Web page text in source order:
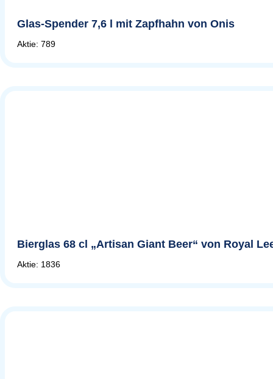
Glas-Spender 7,6 l mit Zapfhahn von Onis
Aktie: 789
Bierglas 68 cl „Artisan Giant Beer“ von Royal
Aktie: 1836